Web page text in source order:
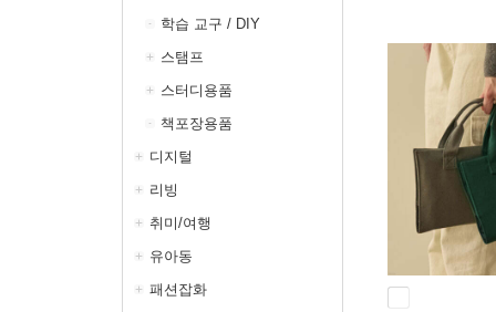
학습 교구 / DIY
스탬프
스터디용품
책포장용품
디지털
리빙
취미/여행
유아동
패션잡화